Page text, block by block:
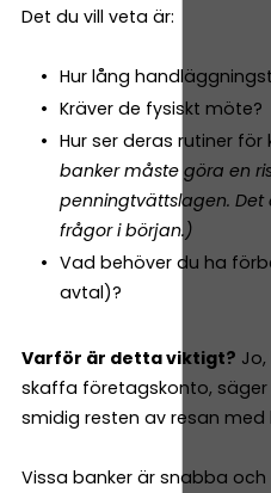
Det du vill veta är:
Hur lång
Kräver de fysiskt möte?
Hur ser deras rutiner
banker måste göra en
penningtvättslagen.
frågor i början.)
Vad behöver du ha
avtal)?
Varför är detta viktigt?
skaffa företagskonto,
smidig resten av resan
Vissa banker är snabba